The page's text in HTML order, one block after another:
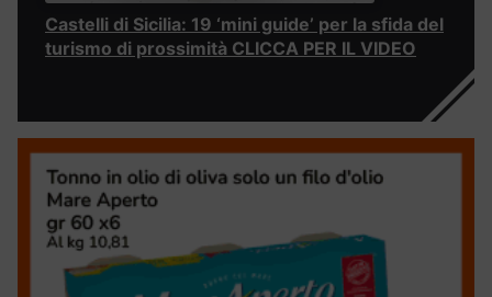
Castelli di Sicilia: 19 ‘mini guide’ per la sfida del
turismo di prossimità CLICCA PER IL VIDEO